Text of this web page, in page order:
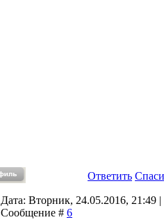
Ответить
Дата: Вторник, 24.05.2016, 21:49 |
Сообщение # 6